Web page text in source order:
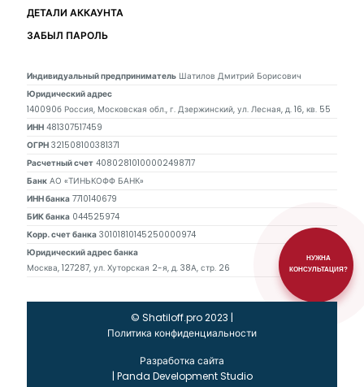
ДЕТАЛИ АККАУНТА
ЗАБЫЛ ПАРОЛЬ
Индивидуальный предприниматель Шатилов Дмитрий Борисович
Юридический адрес
140090б Россия, Московская обл., г. Дзержинский, ул. Лесная, д. 16, кв. 55
ИНН 481307517459
ОГРН 321508100381371
Расчетный счет 40802810100002498717
Банк АО «ТИНЬКОФФ БАНК»
ИНН банка 7710140679
БИК банка 044525974
Корр. счет банка 30101810145250000974
Юридический адрес банка
Москва, 127287, ул. Хуторская 2-я, д. 38А, стр. 26
НУЖНА
КОНСУЛЬТАЦИЯ?
© Shatiloff.pro 2023 |
Политика конфиденциальности
Разработка сайта
| Panda Development Studio